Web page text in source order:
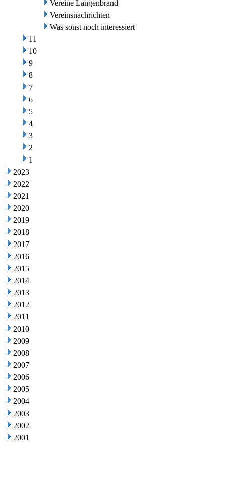
Vereine Langenbrand
Vereinsnachrichten
Was sonst noch interessiert
11
10
9
8
7
6
5
4
3
2
1
2023
2022
2021
2020
2019
2018
2017
2016
2015
2014
2013
2012
2011
2010
2009
2008
2007
2006
2005
2004
2003
2002
2001